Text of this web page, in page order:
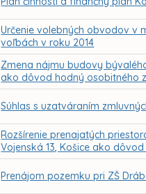
Určenie volebných obvodov v
voľbách v roku 2014
Zmena nájmu budovy
ako dôvod hodný osobitného
Súhlas s uzatváraním
Rozšírenie prenajatých
Vojenská 13, Košice ako
Prenájom pozemku pri ZŠ